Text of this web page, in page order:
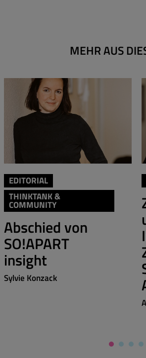
MEHR AUS
EDITORIAL
THINKTANK &
COMMUNITY
Abschied von
SO!APART
insight
Sylvie Konzack